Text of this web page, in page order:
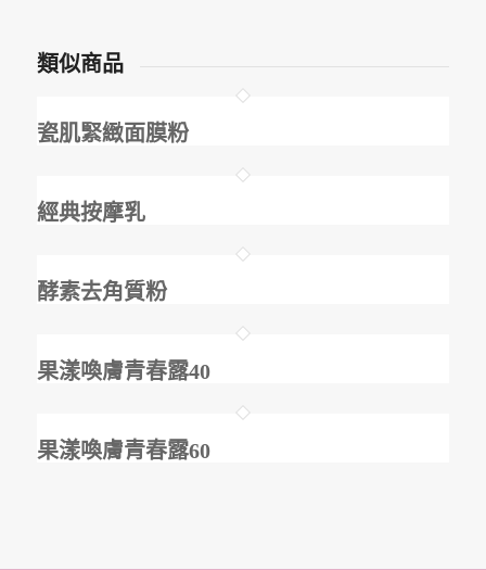
類似商品
瓷肌緊緻面膜粉
經典按摩乳
酵素去角質粉
果漾喚膚青春露40
果漾喚膚青春露60